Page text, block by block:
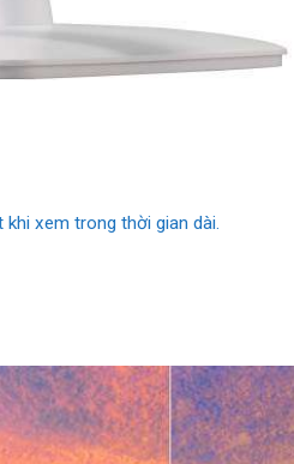
xem trong thời gian dài.